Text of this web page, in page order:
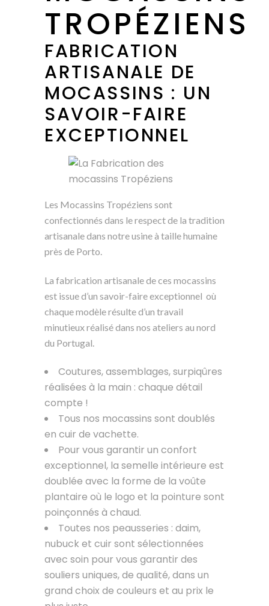
TROPÉZIENS
FABRICATION
ARTISANALE DE
MOCASSINS : UN
SAVOIR-FAIRE
EXCEPTIONNEL
Les Mocassins Tropéziens sont
confectionnés dans le respect de la tradition
artisanale dans notre usine à taille humaine
près de Porto.
La fabrication artisanale de ces mocassins
est issue d’un savoir-faire exceptionnel où
chaque modèle résulte d’un travail
minutieux réalisé dans nos ateliers au nord
du Portugal.
Coutures, assemblages, surpiqûres
réalisées à la main : chaque détail
compte !
Tous nos mocassins sont doublés
en cuir de vachette.
Pour vous garantir un confort
exceptionnel, la semelle intérieure est
doublée avec la forme de la voûte
plantaire où le logo et la pointure sont
poinçonnés à chaud.
Toutes nos peausseries : daim,
nubuck et cuir sont sélectionnées
avec soin pour vous garantir des
souliers uniques, de qualité, dans un
grand choix de couleurs et au prix le